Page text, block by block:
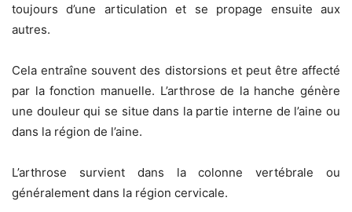
toujours d’une articulation et se propage ensuite aux
autres.
Cela entraîne souvent des distorsions et peut être affecté
par la fonction manuelle. L’arthrose de la hanche génère
une douleur qui se situe dans la partie interne de l’aine ou
dans la région de l’aine.
L’arthrose survient dans la colonne vertébrale ou
généralement dans la région cervicale.